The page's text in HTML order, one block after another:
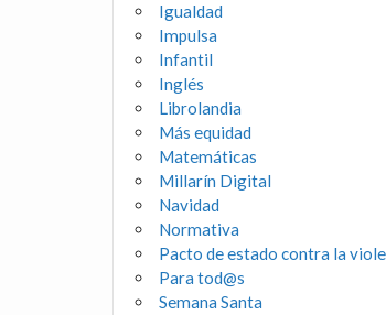
Igualdad
Impulsa
Infantil
Inglés
Librolandia
Más equidad
Matemáticas
Millarín Digital
Navidad
Normativa
Pacto de estado contra la
Para tod@s
Semana Santa